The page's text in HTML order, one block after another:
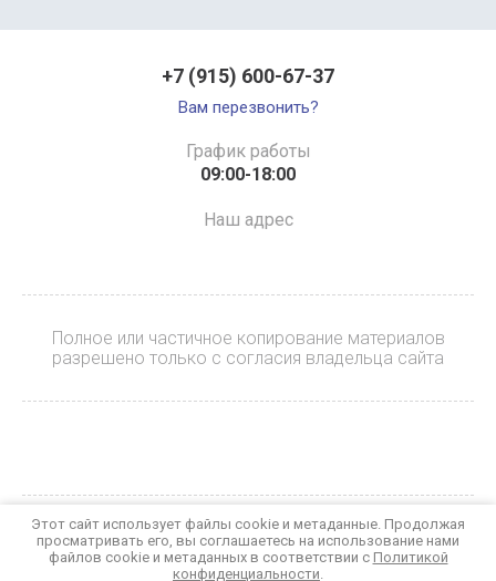
+7 (915) 600-67-37
Вам перезвонить?
График работы
09:00-18:00
Наш адрес
Полное или частичное копирование материалов
разрешено только с согласия владельца сайта
© 2023 БАЙКЕР
Политика конфиденциальности
Этот сайт использует файлы cookie и метаданные. Продолжая
просматривать его, вы соглашаетесь на использование нами
файлов cookie и метаданных в соответствии с Политикой
конфиденциальности.